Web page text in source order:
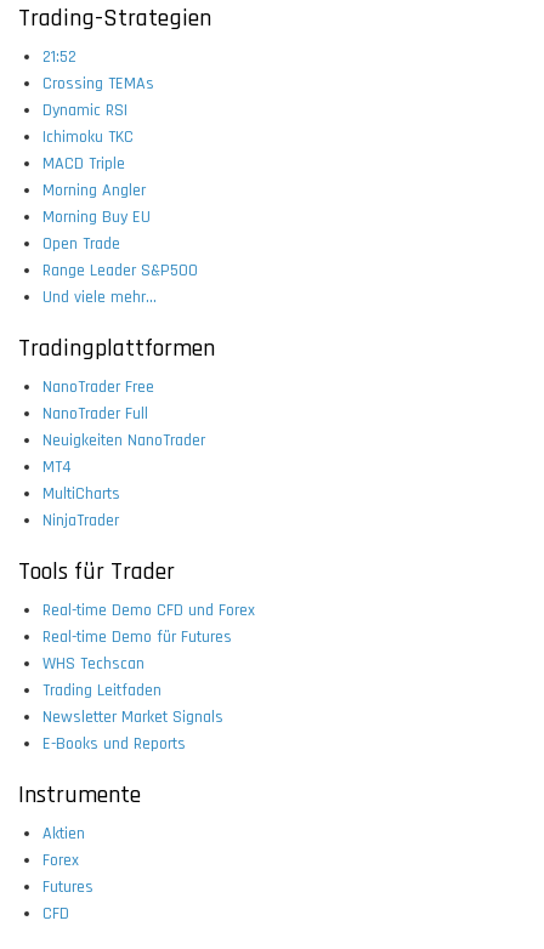
Trading-Strategien
21:52
Crossing TEMAs
Dynamic RSI
Ichimoku TKC
MACD Triple
Morning Angler
Morning Buy EU
Open Trade
Range Leader S&P500
Und viele mehr...
Tradingplattformen
NanoTrader Free
NanoTrader Full
Neuigkeiten NanoTrader
MT4
MultiCharts
NinjaTrader
Tools für Trader
Real-time Demo CFD und Forex
Real-time Demo für Futures
WHS Techscan
Trading Leitfaden
Newsletter Market Signals
E-Books und Reports
Instrumente
Aktien
Forex
Futures
CFD